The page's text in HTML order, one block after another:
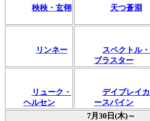
秧秧・玄翎 天つ蒼淵
リンネー
スペクトル・
ブラスター
リューク・
ヘルセン
デイブレイカ
ースパイン
7月30日(木)～